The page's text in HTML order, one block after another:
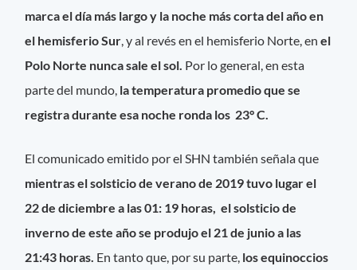
marca el día más largo y la noche más corta del año en
el hemisferio Sur, y al revés en el hemisferio Norte, enel
Polo Norte nunca sale el sol. Por lo general, en esta
parte del mundo, la temperatura promedio que se
registra durante esa noche ronda los 23° C.
El comunicado emitido por el SHN también señala que
mientras el solsticio de verano de 2019 tuvo lugar el
22 de diciembre a las 01: 19 horas, el solsticio de
inverno de este año se produjo el 21 de junio a las
21:43 horas. En tanto que, por su parte, los equinoccios